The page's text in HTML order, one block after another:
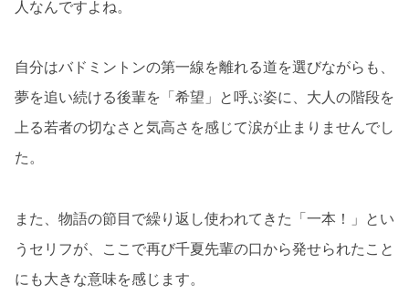
人なんですよね。
自分はバドミントンの第一線を離れる道を選びながらも、
夢を追い続ける後輩を「希望」と呼ぶ姿に、大人の階段を
上る若者の切なさと気高さを感じて涙が止まりませんでし
た。
また、物語の節目で繰り返し使われてきた「一本！」とい
うセリフが、ここで再び千夏先輩の口から発せられたこと
にも大きな意味を感じます。